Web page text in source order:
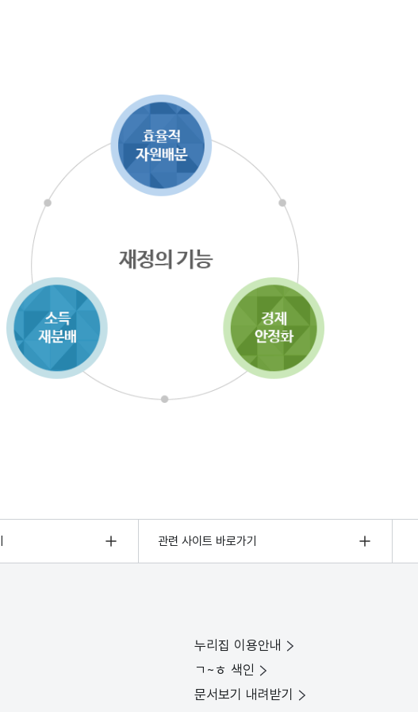
관련 사이트 바로가기
누리집 이용안내
ㄱ~ㅎ 색인
문서보기 내려받기